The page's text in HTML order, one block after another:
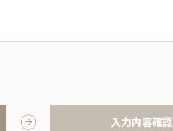
入力内容確認